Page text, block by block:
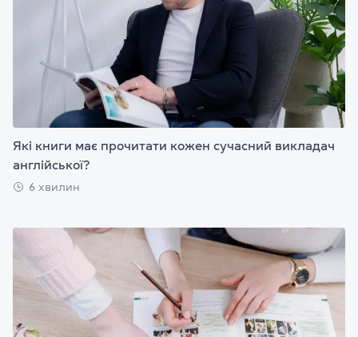
Які книги має прочитати кожен сучасний викладач
англійської?
6 хвилин